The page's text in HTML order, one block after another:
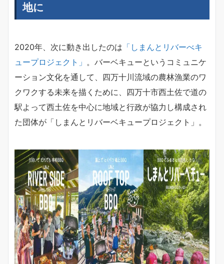
地に
2020年、次に動き出したのは 「しまんとリバーべキ
ュープロジェクト」 。バーベキューというコミュニケ
ーション文化を通して、四万十川流域の農林漁業のワ
クワクする未来を描くために、四万十市西土佐で道の
駅よって西土佐を中心に地域と行政が協力し構成され
た団体が「しまんとリバーベキュープロジェクト」。